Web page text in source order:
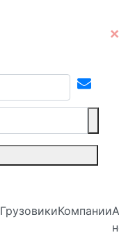
ГрузовикиКомпании